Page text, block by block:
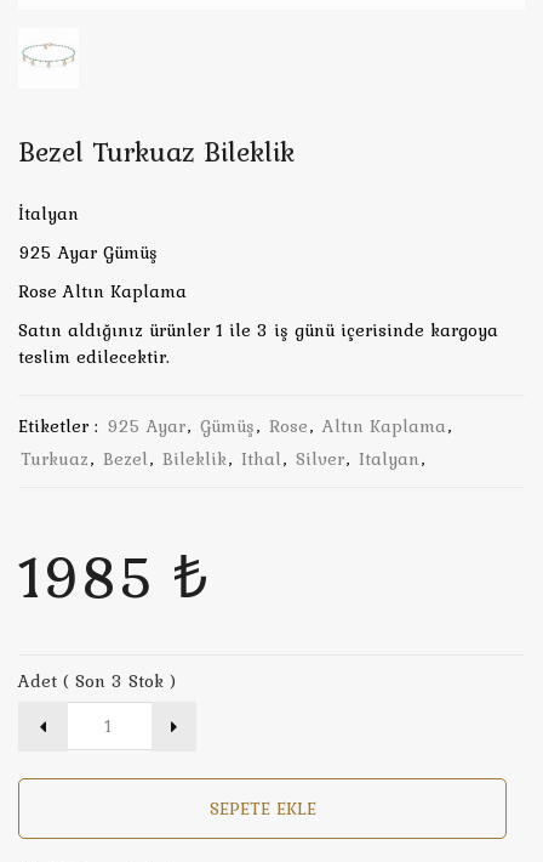
Bezel Turkuaz Bileklik
İtalyan
925 Ayar Gümüş
Rose Altın Kaplama
Satın aldığınız ürünler 1 ile 3 iş günü içerisinde kargoya
teslim edilecektir.
Etiketler : 925 Ayar, Gümüş, Rose, Altın Kaplama,
Turkuaz, Bezel, Bileklik, Ithal, Silver, Italyan,
1985 ₺
Adet ( Son 3 Stok )
SEPETE EKLE